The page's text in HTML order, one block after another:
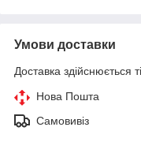
Умови доставки
Доставка здійснюється
Нова Пошта
Самовивіз